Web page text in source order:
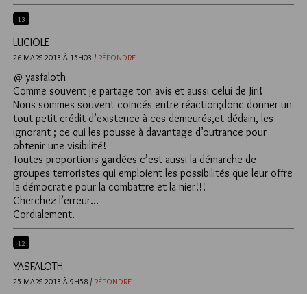
13
LUCIOLE
26 MARS 2013 À 15H03 / RÉPONDRE
@ yasfaloth
Comme souvent je partage ton avis et aussi celui de Jiri!
Nous sommes souvent coincés entre réaction;donc donner un
tout petit crédit d’existence à ces demeurés,et dédain, les
ignorant ; ce qui les pousse à davantage d’outrance pour
obtenir une visibilité!
Toutes proportions gardées c’est aussi la démarche de
groupes terroristes qui emploient les possibilités que leur offre
la démocratie pour la combattre et la nier!!!
Cherchez l’erreur…
Cordialement.
12
YASFALOTH
25 MARS 2013 À 9H58 / RÉPONDRE